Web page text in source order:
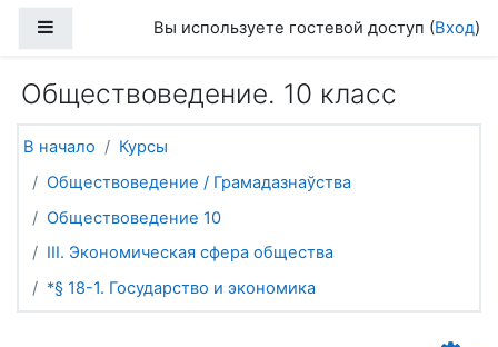
Боковая панельВы используете гостевой доступ (Вход)
Обществоведение. 10 класс
В начало
Курсы
Обществоведение / Грамадазнаўства
Обществоведение 10
III. Экономическая сфера общества
*§ 18-1. Государство и экономика